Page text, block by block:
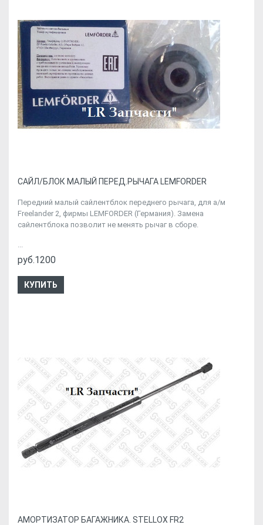
CАЙЛ/БЛОК МАЛЫЙ ПЕРЕД.РЫЧАГА LEMFORDER
Передний малый сайлентблок переднего рычага, для а/м
Freelander 2, фирмы LEMFORDER (Германия). Замена
сайлентблока позволит не менять рычаг в сборе.
...
руб.1200
КУПИТЬ
АМОРТИЗАТОР БАГАЖНИКА. STELLOX FR2